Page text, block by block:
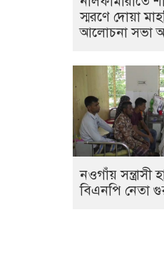
স্মরণে দোয়া
আলোচনা সভা
নওগাঁয় সন্ত্রাসী
বিএনপি নেতা